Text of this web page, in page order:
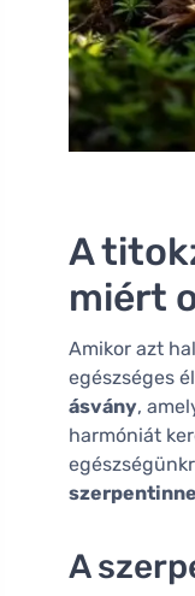
A
miért
Amikor azt
egészséges
ásvány,
harmóniát
A